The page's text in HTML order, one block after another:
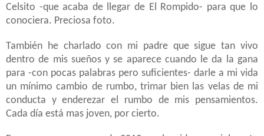
Celsito -que acaba de llegar de El Rompido- para que lo
conociera. Preciosa foto.
También he charlado con mi padre que sigue tan vivo
dentro de mis sueños y se aparece cuando le da la gana
para -con pocas palabras pero suficientes- darle a mi vida
un mínimo cambio de rumbo, trimar bien las velas de mi
conducta y enderezar el rumbo de mis pensamientos.
Cada día está mas joven, por cierto.